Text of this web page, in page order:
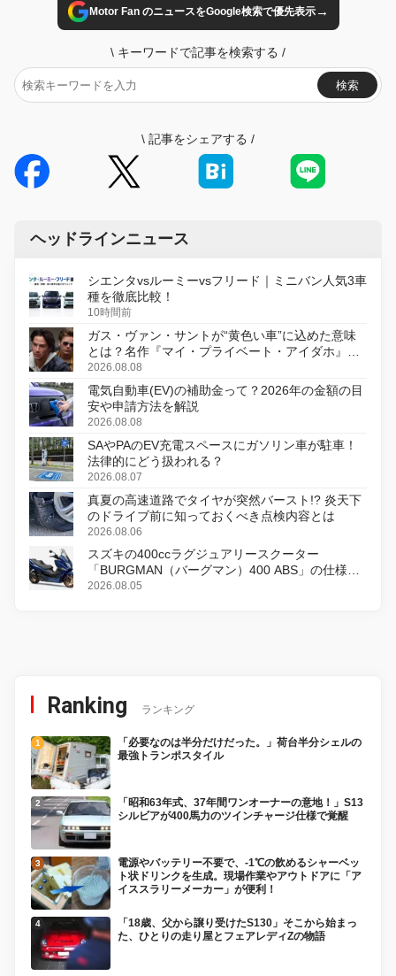
Motor Fan のニュースをGoogle検索で優先表示→
\ キーワードで記事を検索する /
検索
\ 記事をシェアする /
ヘッドラインニュース
シエンタvsルーミーvsフリード｜ミニバン人気3車
種を徹底比較！
10時間前
ガス・ヴァン・サントが“黄色い車”に込めた意味
とは？名作『マイ・プライベート・アイダホ』が
初のデジタルリマスター版で復活
2026.08.08
電気自動車(EV)の補助金って？2026年の金額の目
安や申請方法を解説
2026.08.08
SAやPAのEV充電スペースにガソリン車が駐車！
法律的にどう扱われる？
2026.08.07
真夏の高速道路でタイヤが突然バースト!? 炎天下
のドライブ前に知っておくべき点検内容とは
2026.08.06
スズキの400ccラグジュアリースクーター
「BURGMAN（バーグマン）400 ABS」の仕様を
変更し、8月18日に発売
2026.08.05
Ranking ランキング
「必要なのは半分だけだった。」荷台半分シェルの
最強トランポスタイル
「昭和63年式、37年間ワンオーナーの意地！」S13
シルビアが400馬力のツインチャージ仕様で覚醒
電源やバッテリー不要で、-1℃の飲めるシャーベッ
ト状ドリンクを生成。現場作業やアウトドアに「ア
イススラリーメーカー」が便利！
「18歳、父から譲り受けたS130」そこから始まっ
た、ひとりの走り屋とフェアレディZの物語